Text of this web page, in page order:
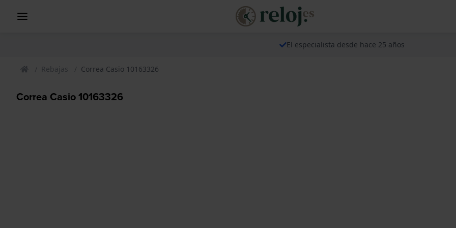
El especialista desde hace 25 años
Rebajas Correa Casio 10163326
Correa Casio 10163326